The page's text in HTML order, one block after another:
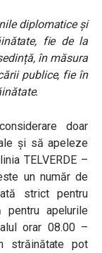
diplomatice și
fie de la
în măsura
publice, fie în
doar
și să apeleze
TELVERDE –
un număr de
strict pentru
pentru apelurile
orar 08.00 –
străinătate pot